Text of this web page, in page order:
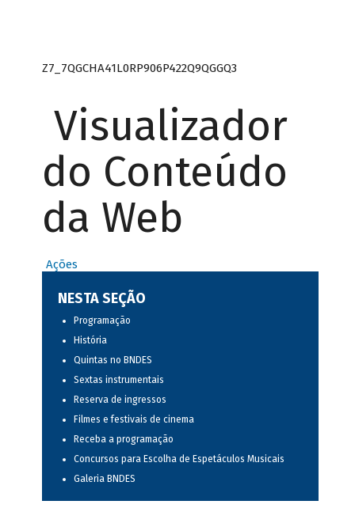
Z7_7QGCHA41L0RP906P422Q9QGGQ3
Visualizador
do Conteúdo
da Web
Ações
NESTA SEÇÃO
Programação
História
Quintas no BNDES
Sextas instrumentais
Reserva de ingressos
Filmes e festivais de cinema
Receba a programação
Concursos para Escolha de Espetáculos Musicais
Galeria BNDES